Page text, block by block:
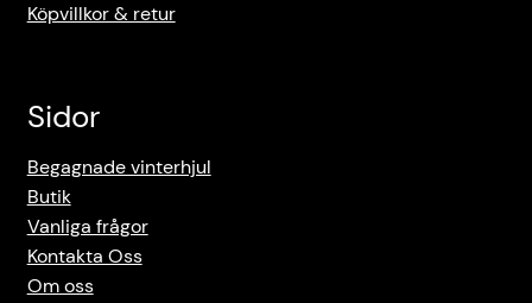
Köpvillkor & retur
Sidor
Begagnade vinterhjul
Butik
Vanliga frågor
Kontakta Oss
Om oss